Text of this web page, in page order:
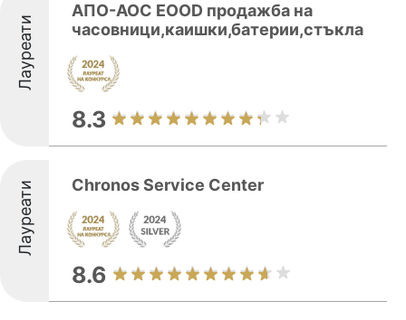
Лауреати
AПО-АОС EOOD продажба на
часовници,каишки,батерии,стъкла
8.3
Лауреати Chronos Service Center
8.6